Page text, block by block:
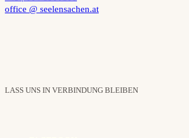
office @ seelensachen.at
LASS UNS IN VERBINDUNG BLEIBEN